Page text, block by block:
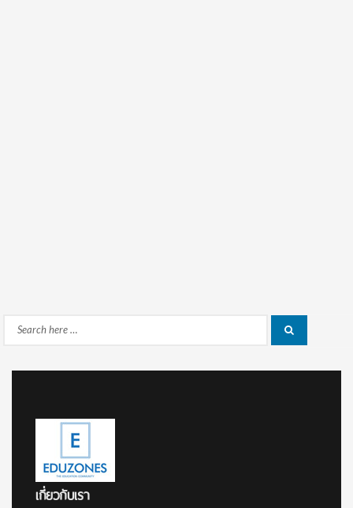
Search
เกี่ยวกับเรา